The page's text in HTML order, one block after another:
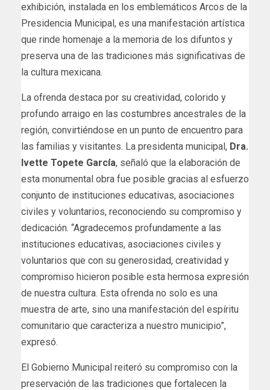
exhibición, instalada en los emblemáticos Arcos de la
Presidencia Municipal, es una manifestación artística
que rinde homenaje a la memoria de los difuntos y
preserva una de las tradiciones más significativas de
la cultura mexicana.
La ofrenda destaca por su creatividad, colorido y
profundo arraigo en las costumbres ancestrales de la
región, convirtiéndose en un punto de encuentro para
las familias y visitantes. La presidenta municipal, Dra.
Ivette Topete García, señaló que la elaboración de
esta monumental obra fue posible gracias al esfuerzo
conjunto de instituciones educativas, asociaciones
civiles y voluntarios, reconociendo su compromiso y
dedicación. “Agradecemos profundamente a las
instituciones educativas, asociaciones civiles y
voluntarios que con su generosidad, creatividad y
compromiso hicieron posible esta hermosa expresión
de nuestra cultura. Esta ofrenda no solo es una
muestra de arte, sino una manifestación del espíritu
comunitario que caracteriza a nuestro municipio”,
expresó.
El Gobierno Municipal reiteró su compromiso con la
preservación de las tradiciones que fortalecen la